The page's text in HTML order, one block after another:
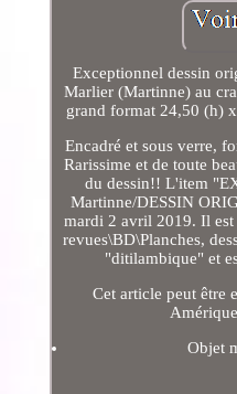
Exceptionnel dessin
Marlier (Martinne) au
grand format 24,50 (h)
Encadré et sous verre,
Rarissime et de toute
du dessin!! L'item
Martinne/DESSIN
mardi 2 avril 2019. Il
revues\BD\Planches,
"ditilambique" et
Cet article peut être
Objet